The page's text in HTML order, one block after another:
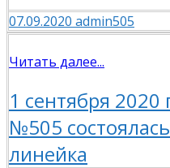
07.09.2020 admin505
Читать далее...
1 сентября
№505
линейка